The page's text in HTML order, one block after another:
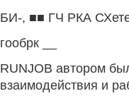
БИ-, ■■ ГЧ РКА
гообрк __
RUNJOB автором
взаимодействия и